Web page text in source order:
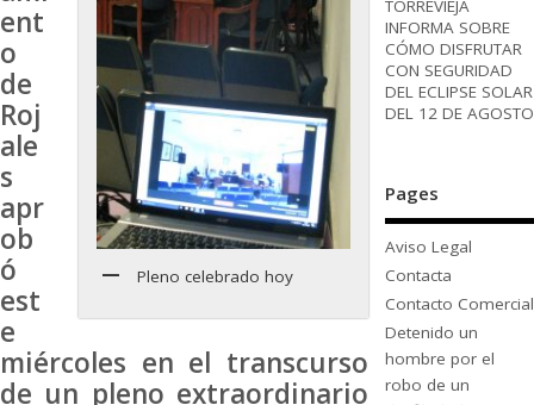
Pleno celebrado hoy
ent
o
de
Roj
ale
s
apr
ob
ó
est
e
miércoles en el transcurso
de un pleno extraordinario
TORREVIEJA
INFORMA SOBRE
CÓMO DISFRUTAR
CON SEGURIDAD
DEL ECLIPSE SOLAR
DEL 12 DE AGOSTO
Pages
Aviso Legal
Contacta
Contacto Comercial
Detenido un
hombre por el
robo de un